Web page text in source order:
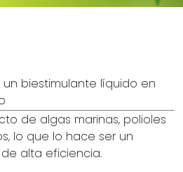
un biestimulante líquido en
de algas marinas, polioles
lo que lo hace ser un
alta eficiencia.